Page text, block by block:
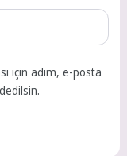
için adım, e-posta